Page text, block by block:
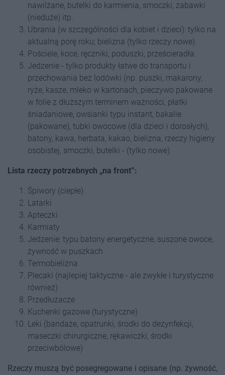
nawilżane, butelki do karmienia, smoczki, zabawki
(nieduże) itp.
Ubrania (w szczególności dla kobiet i dzieci): tylko na
aktualną porę roku; bielizna (tylko rzeczy nowe).
Pościele, koce, ręczniki, poduszki, prześcieradła.
Jedzenie - tylko produkty łatwe do transportu i
przechowania bez lodówki (np. puszki, makarony,
ryże, kasze, mleko w kartonach, pieczywo pakowane
w folie z dłuższym terminem ważności, płatki
śniadaniowe, owsianki typu instant, bakalie
(pakowane), tubki owocowe (dla dzieci i dorosłych),
batony, kawa, herbata, kakao, bielizna, rzeczy higieny
osobistej, smoczki, butelki - (tylko nowe).
Lista rzeczy potrzebnych „na front”:
Śpiwory (ciepłe)
Latarki
Apteczki
Karmiaty
Jedzenie: typu batony energetyczne, suszone owoce,
żywność w puszkach
Termobielizna
Plecaki (najlepiej taktyczne - ale zwykłe i turystyczne
również)
Przedłużacze
Kuchenki gazowe (turystyczne)
Leki (bandaże, opatrunki, środki do dezynfekcji,
maseczki chirurgiczne, rękawiczki, środki
przeciwbólowe)
Rzeczy muszą być posegregowane i opisane (np. żywność,